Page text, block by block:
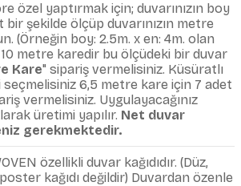
özel yaptırmak için; duvarınızın boy
şekilde ölçüp duvarınızın metre
(Örneğin boy: 2.5m. x en: 4m. olan
10 metre karedir bu ölçüdeki bir duvar
Kare" sipariş vermelisiniz. Küsüratlı
6,5 metre kare için 7 adet
vermelisiniz. Uygulayacağınız
üretimi yapılır. Net duvar
gerekmektedir.
özellikli duvar kağıdıdır. (Düz,
kağıdı değildir) Duvardan özenle